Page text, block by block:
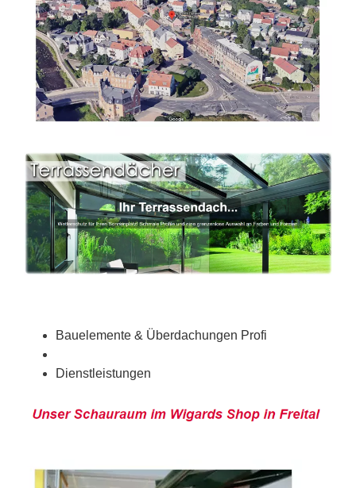
Bauelemente & Überdachungen Profi
Dienstleistungen